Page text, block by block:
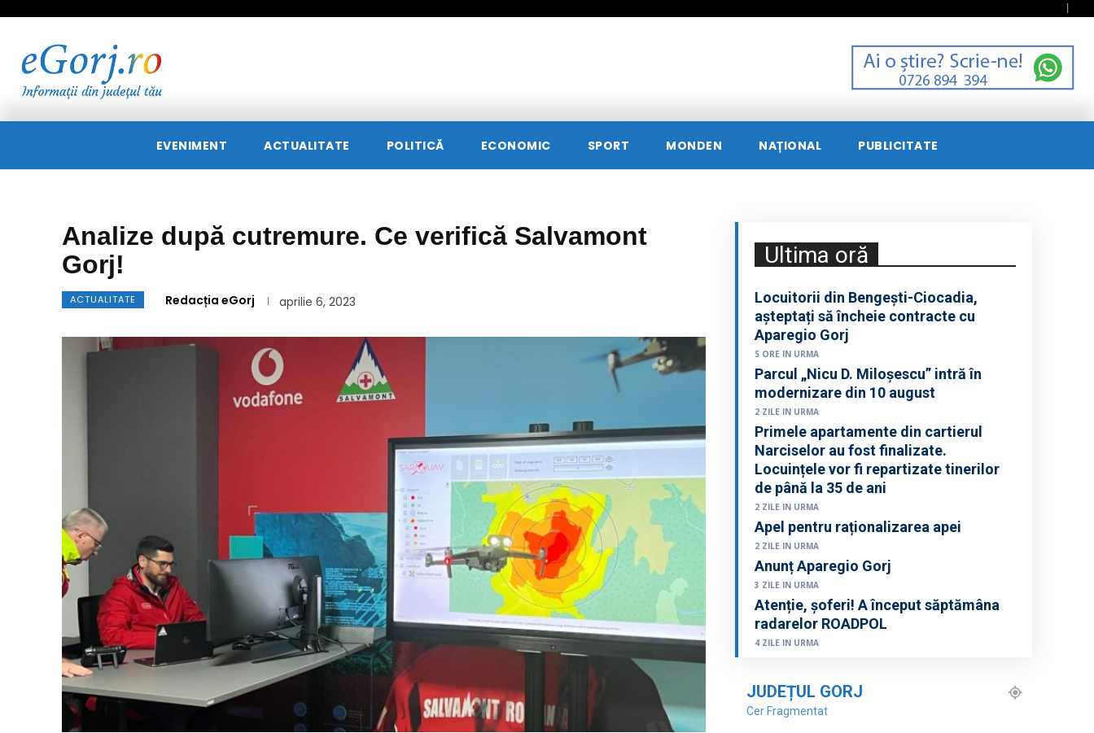
EVENIMENT ACTUALITATE POLITICĂ ECONOMIC SPORT MONDEN NAȚIONAL PUBLICITATE
Analize după cutremure. Ce verifică Salvamont
Gorj!
ACTUALITATE Redacția eGorj aprilie 6, 2023
Ultima oră
Locuitorii din Bengești-Ciocadia,
așteptați să încheie contracte cu
Aparegio Gorj
5 ORE IN URMA
Parcul „Nicu D. Miloșescu” intră în
modernizare din 10 august
2 ZILE IN URMA
Primele apartamente din cartierul
Narciselor au fost finalizate.
Locuințele vor fi repartizate tinerilor
de până la 35 de ani
2 ZILE IN URMA
Apel pentru raționalizarea apei
2 ZILE IN URMA
Anunț Aparegio Gorj
3 ZILE IN URMA
Atenție, șoferi! A început săptămâna
radarelor ROADPOL
4 ZILE IN URMA
JUDEȚUL GORJ
Cer Fragmentat